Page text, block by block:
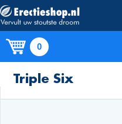
0
Triple Six